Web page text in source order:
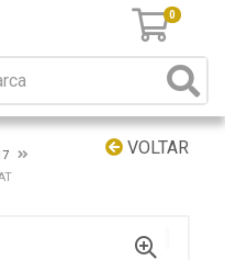
0
VOLTAR